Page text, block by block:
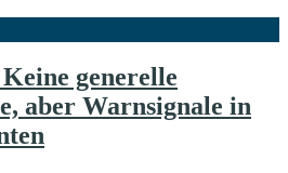
generelle
aber Warnsignale in